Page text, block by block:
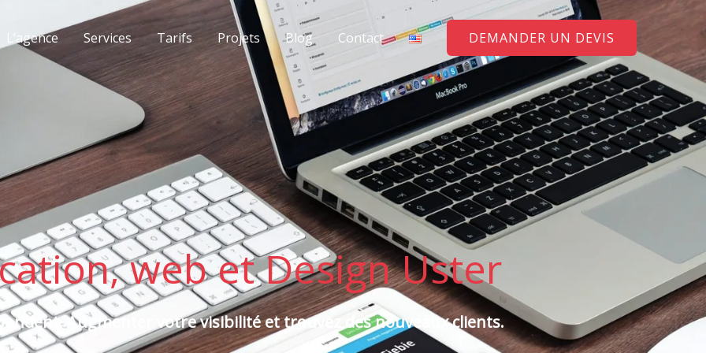
L’agence Services Tarifs Projets Blog Contact DEMANDER UN DEVIS
web et Design Uster
Augmenter votre visibilité et trouvez des nouveaux clients.